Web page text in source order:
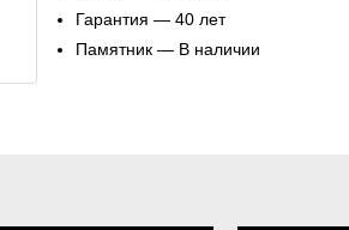
Гарантия — 40 лет
Памятник — В наличии